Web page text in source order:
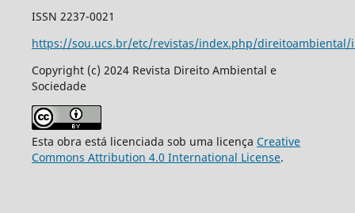
ISSN 2237-0021
https://sou.ucs.br/etc/revistas/index.php/direitoambiental/
Copyright (c) 2024 Revista Direito Ambiental e
Sociedade
Esta obra está licenciada sob uma licença Creative
Commons Attribution 4.0 International License.